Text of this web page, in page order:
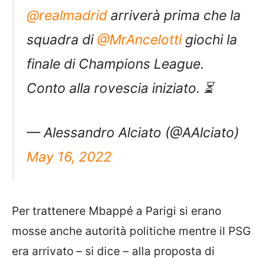
@realmadrid arriverà prima che la
squadra di @MrAncelottigiochi la
finale di Champions League.
Conto alla rovescia iniziato. ⏳
— Alessandro Alciato (@AAlciato)
May 16, 2022
Per trattenere Mbappé a Parigi si erano
mosse anche autorità politiche mentre il PSG
era arrivato – si dice – alla proposta di